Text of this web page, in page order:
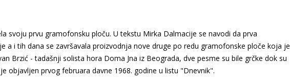
svoju prvu gramofonsku ploču. U tekstu Mirka Dalmacije se navodi da prva
a i tih dana se završavala proizvodnja nove druge po redu gramofonske ploče koja je
Brzić - tadašnji solista hora Doma Jna iz Beograda, dve pesme su bile grčke dok su
objavljen prvog februara davne 1968. godine u listu "Dnevnik".